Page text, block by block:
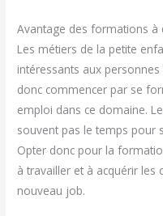
Avantage des formations à
Les métiers de la petite
intéressants aux
donc commencer par se
emploi dans ce domaine.
souvent pas le temps pour
Opter donc pour la
à travailler et à acquérir les
nouveau job.